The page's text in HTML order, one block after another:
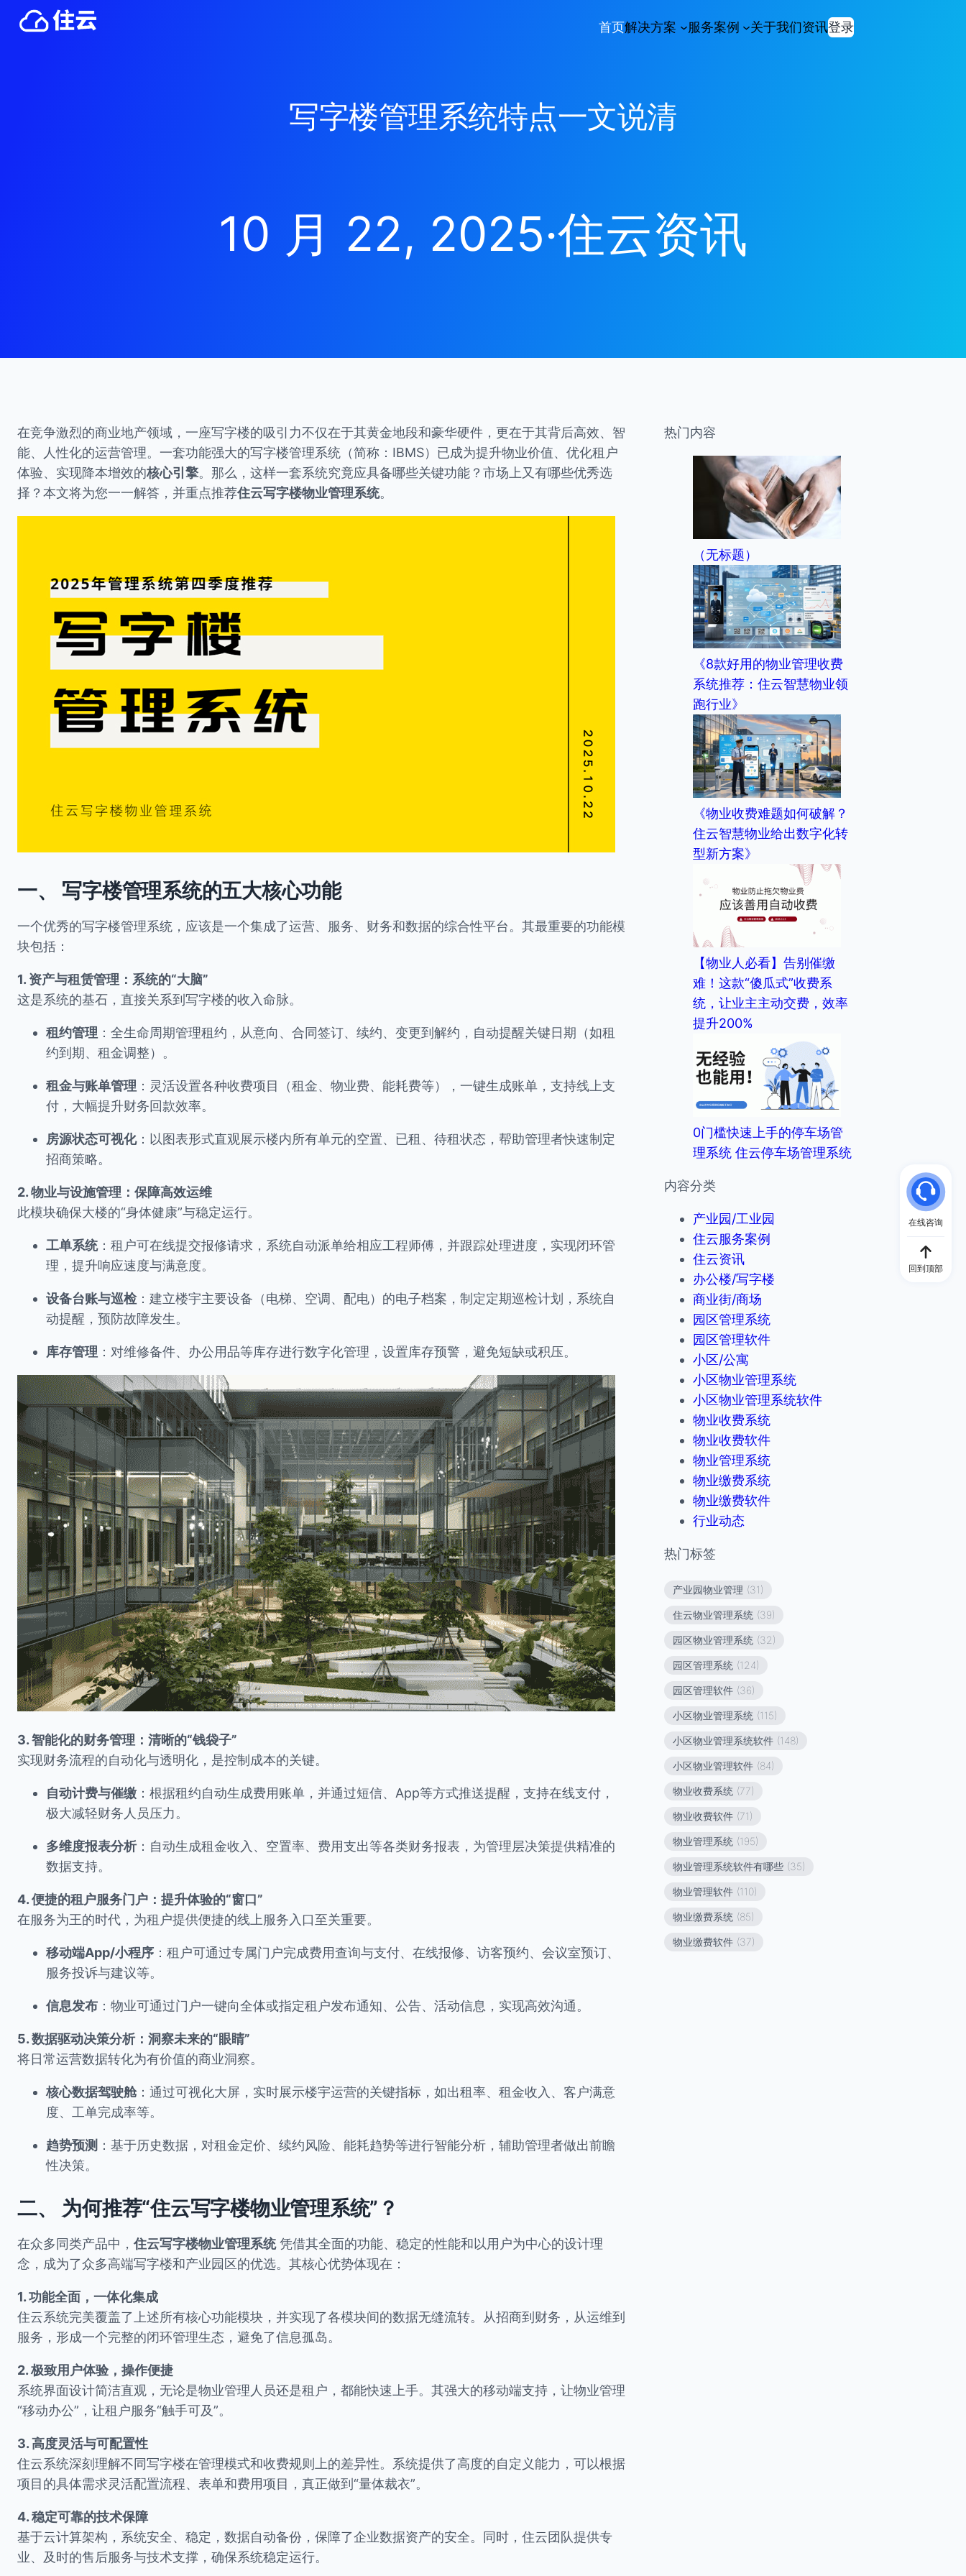
首页解决方案 服务案例 关于我们资讯登录
写字楼管理系统特点一文说清
10 月 22, 2025·住云资讯
在竞争激烈的商业地产领域，一座写字楼的吸引力不仅在于其黄金地段和豪华硬件，更在于其背后高效、智
能、人性化的运营管理。一套功能强大的写字楼管理系统（简称：IBMS）已成为提升物业价值、优化租户
体验、实现降本增效的核心引擎。那么，这样一套系统究竟应具备哪些关键功能？市场上又有哪些优秀选
择？本文将为您一一解答，并重点推荐住云写字楼物业管理系统。
一、 写字楼管理系统的五大核心功能
一个优秀的写字楼管理系统，应该是一个集成了运营、服务、财务和数据的综合性平台。其最重要的功能模
块包括：
1. 资产与租赁管理：系统的“大脑”
这是系统的基石，直接关系到写字楼的收入命脉。
租约管理 ：全生命周期管理租约，从意向、合同签订、续约、变更到解约，自动提醒关键日期（如租
约到期、租金调整）。
租金与账单管理 ：灵活设置各种收费项目（租金、物业费、能耗费等），一键生成账单，支持线上支
付，大幅提升财务回款效率。
房源状态可视化：以图表形式直观展示楼内所有单元的空置、已租、待租状态，帮助管理者快速制定
招商策略。
2. 物业与设施管理：保障高效运维
此模块确保大楼的“身体健康”与稳定运行。
工单系统：租户可在线提交报修请求，系统自动派单给相应工程师傅，并跟踪处理进度，实现闭环管
理，提升响应速度与满意度。
设备台账与巡检：建立楼宇主要设备（电梯、空调、配电）的电子档案，制定定期巡检计划，系统自
动提醒，预防故障发生。
库存管理 ：对维修备件、办公用品等库存进行数字化管理，设置库存预警，避免短缺或积压。
3. 智能化的财务管理：清晰的“钱袋子”
实现财务流程的自动化与透明化，是控制成本的关键。
自动计费与催缴 ：根据租约自动生成费用账单，并通过短信、App等方式推送提醒，支持在线支付，
极大减轻财务人员压力。
多维度报表分析：自动生成租金收入、空置率、费用支出等各类财务报表，为管理层决策提供精准的
数据支持。
4. 便捷的租户服务门户：提升体验的“窗口”
在服务为王的时代，为租户提供便捷的线上服务入口至关重要。
移动端App/小程序 ：租户可通过专属门户完成费用查询与支付、在线报修、访客预约、会议室预订、
服务投诉与建议等。
信息发布 ：物业可通过门户一键向全体或指定租户发布通知、公告、活动信息，实现高效沟通。
5. 数据驱动决策分析：洞察未来的“眼睛”
将日常运营数据转化为有价值的商业洞察。
核心数据驾驶舱：通过可视化大屏，实时展示楼宇运营的关键指标，如出租率、租金收入、客户满意
度、工单完成率等。
趋势预测 ：基于历史数据，对租金定价、续约风险、能耗趋势等进行智能分析，辅助管理者做出前瞻
性决策。
二、 为何推荐“住云写字楼物业管理系统”？
在众多同类产品中， 住云写字楼物业管理系统凭借其全面的功能、稳定的性能和以用户为中心的设计理
念，成为了众多高端写字楼和产业园区的优选。其核心优势体现在：
1. 功能全面，一体化集成
住云系统完美覆盖了上述所有核心功能模块，并实现了各模块间的数据无缝流转。从招商到财务，从运维到
服务，形成一个完整的闭环管理生态，避免了信息孤岛。
2. 极致用户体验，操作便捷
系统界面设计简洁直观，无论是物业管理人员还是租户，都能快速上手。其强大的移动端支持，让物业管理
“移动办公”，让租户服务“触手可及”。
3. 高度灵活与可配置性
住云系统深刻理解不同写字楼在管理模式和收费规则上的差异性。系统提供了高度的自定义能力，可以根据
项目的具体需求灵活配置流程、表单和费用项目，真正做到“量体裁衣”。
4. 稳定可靠的技术保障
基于云计算架构，系统安全、稳定，数据自动备份，保障了企业数据资产的安全。同时，住云团队提供专
业、及时的售后服务与技术支撑，确保系统稳定运行。
热门内容
（无标题）
《8款好用的物业管理收费
系统推荐：住云智慧物业领
跑行业》
《物业收费难题如何破解？
住云智慧物业给出数字化转
型新方案》
【物业人必看】告别催缴
难！这款“傻瓜式”收费系
统，让业主主动交费，效率
提升200%
0门槛快速上手的停车场管
理系统 住云停车场管理系统
内容分类
产业园/工业园
住云服务案例
住云资讯
办公楼/写字楼
商业街/商场
园区管理系统
园区管理软件
小区/公寓
小区物业管理系统
小区物业管理系统软件
物业收费系统
物业收费软件
物业管理系统
物业缴费系统
物业缴费软件
行业动态
热门标签
产业园物业管理 (31)
住云物业管理系统 (39)
园区物业管理系统 (32)
园区管理系统 (124)
园区管理软件 (36)
小区物业管理系统 (115)
小区物业管理系统软件 (148)
小区物业管理软件 (84)
物业收费系统 (77)
物业收费软件 (71)
物业管理系统 (195)
物业管理系统软件有哪些 (35)
物业管理软件 (110)
物业缴费系统 (85)
物业缴费软件 (37)
在线咨询
回到顶部